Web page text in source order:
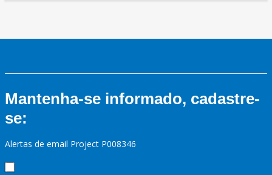
Mantenha-se informado, cadastre-
se:
Alertas de email Project P008346